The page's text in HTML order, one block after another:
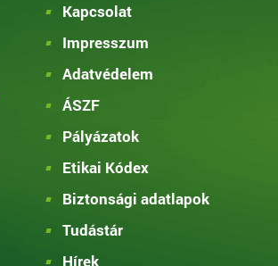
Kapcsolat
Impresszum
Adatvédelem
ÁSZF
Pályázatok
Etikai Kódex
Biztonsági adatlapok
Tudástár
Hírek